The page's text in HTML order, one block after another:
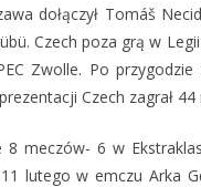
dołączył Tomáš
Czech poza grą w
Zwolle. Po
Czech zagrał 44
8 meczów- 6 w
lutego w emczu Arka